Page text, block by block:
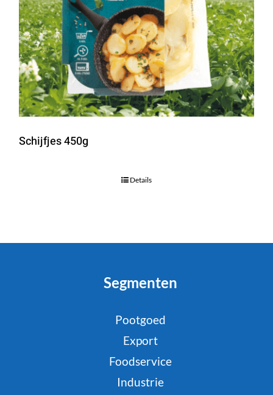
Schijfjes 450g
Details
Segmenten
Pootgoed
Export
Foodservice
Industrie